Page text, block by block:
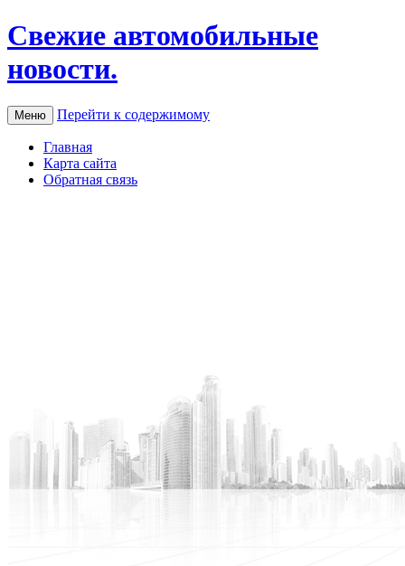
Свежие автомобильные
новости.
Меню Перейти к содержимому
Главная
Карта сайта
Обратная связь